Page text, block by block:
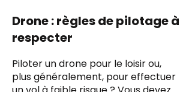
Drone : règles de pilotage à
respecter
Piloter un drone pour le loisir ou,
plus généralement, pour effectuer